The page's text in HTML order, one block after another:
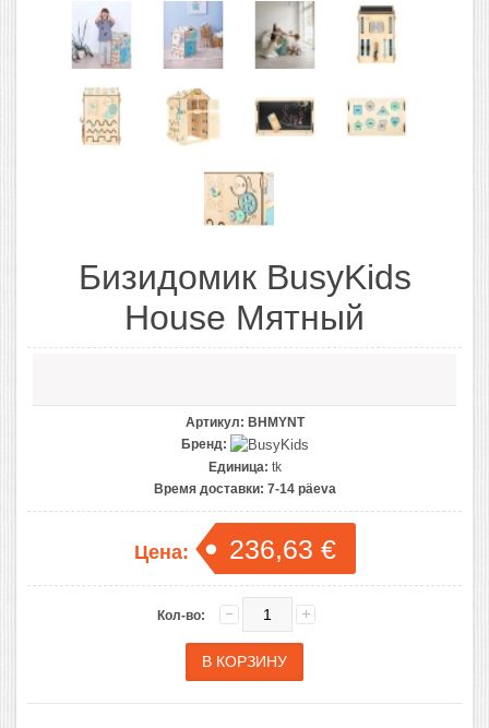
Бизидомик BusyKids
House Мятный
Артикул: BHMYNT
Бренд:
Единица: tk
Время доставки: 7-14 päeva
Цена: 236,63 €
Кол-во: